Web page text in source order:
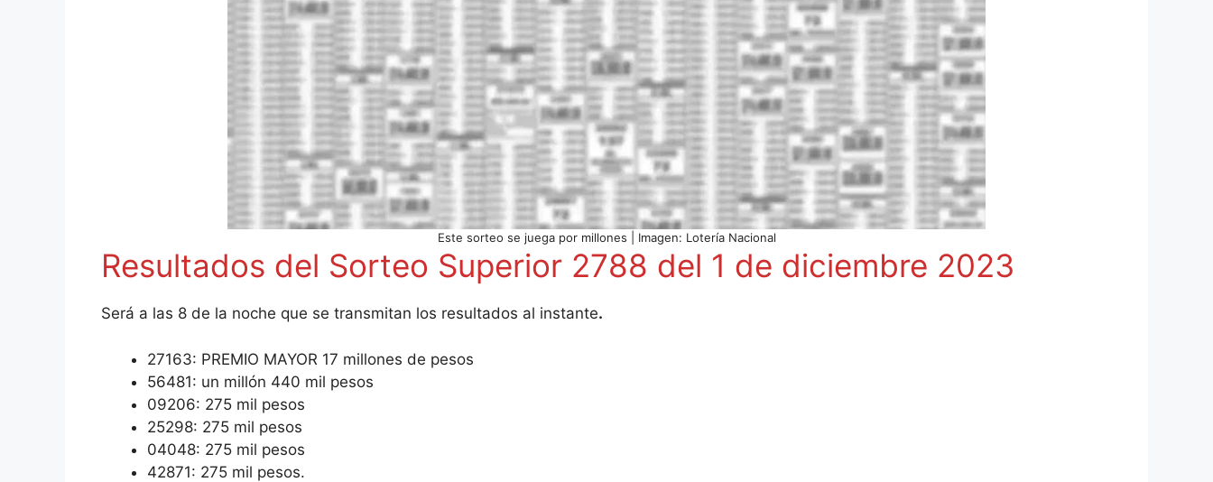
Este sorteo se juega por millones | Imagen: Lotería Nacional
Resultados del Sorteo Superior 2788 del 1 de diciembre 2023
Será a las 8 de la noche que se transmitan los resultados al instante.
27163: PREMIO MAYOR 17 millones de pesos
56481: un millón 440 mil pesos
09206: 275 mil pesos
25298: 275 mil pesos
04048: 275 mil pesos
42871: 275 mil pesos.